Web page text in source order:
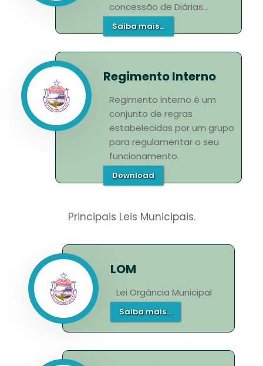
concessão de Diárias...
Saiba mais...
Regimento Interno
Regimento interno é um
conjunto de regras
estabelecidas por um grupo
para regulamentar o seu
funcionamento.
Download
Principais Leis Municipais.
LOM
Lei Orgância Municipal
Saiba mais...